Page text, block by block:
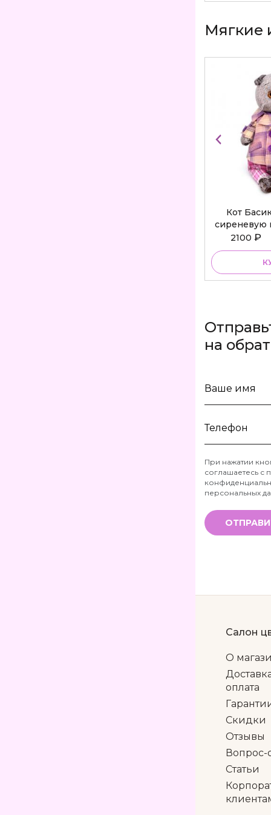
Мягкие
Кот
сиреневую
2100₽
на
Ваше
Телефон
*
При нажатии
соглашаетесь с
персональных
Салон
О
оплата
Скидки
Отзывы
Вопрос-
Статьи